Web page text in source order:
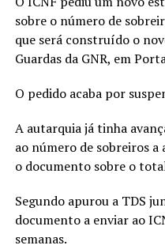
sobre o número de
que será construído o
Guardas da GNR, em
O pedido acaba por
A autarquia já tinha
ao número de sobreiros a
o documento sobre o
Segundo apurou a TDS
documento a enviar ao
semanas.